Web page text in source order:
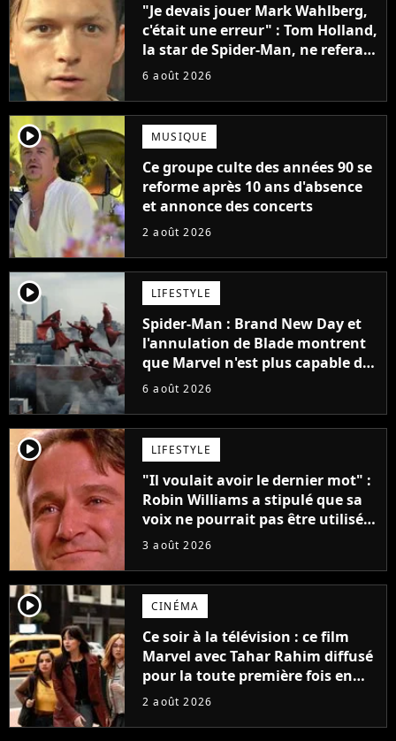
"Je devais jouer Mark Wahlberg,
c'était une erreur" : Tom Holland,
la star de Spider-Man, ne referait
pas ce blockbuster
6 août 2026
player2 MUSIQUE
Ce groupe culte des années 90 se
reforme après 10 ans d'absence
et annonce des concerts
2 août 2026
player2 LIFESTYLE
Spider-Man : Brand New Day et
l'annulation de Blade montrent
que Marvel n'est plus capable de
faire quoi que ce soit de simple
6 août 2026
player2 LIFESTYLE
"Il voulait avoir le dernier mot" :
Robin Williams a stipulé que sa
voix ne pourrait pas être utilisée
avant 2039, pourtant Disney
inédits
3 août 2026
player2 CINÉMA
Ce soir à la télévision : ce film
Marvel avec Tahar Rahim diffusé
pour la toute première fois en
France
2 août 2026